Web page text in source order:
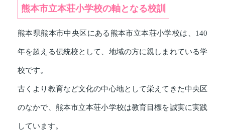
熊本市立本荘小学校の軸となる校訓
熊本県熊本市中央区にある熊本市立本荘小学校は、140
年を超える伝統校として、地域の方に親しまれている学
校です。
古くより教育など文化の中心地として栄えてきた中央区
のなかで、熊本市立本荘小学校は教育目標を誠実に実践
しています。